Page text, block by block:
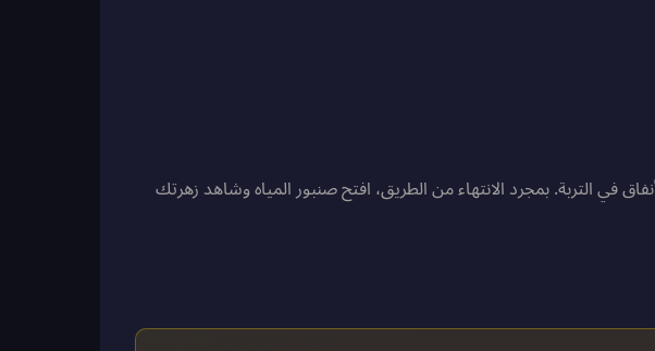
التربة. بمجرد الانتهاء من الطريق، افتح صنبور المياه وشاهد زهرتك